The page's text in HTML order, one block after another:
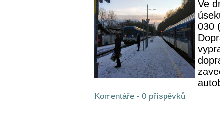
Ve
030
Komentáře - 0 příspěvků